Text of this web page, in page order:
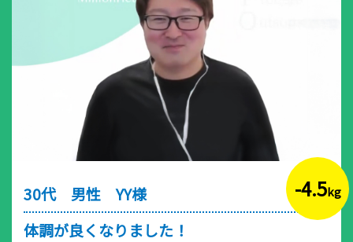
-4.5kg
30代 男性 YY様
体調が良くなりました！